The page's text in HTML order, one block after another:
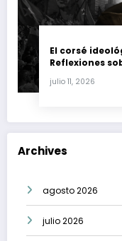
El corsé
Reflexiones
julio 11, 2026
Archives
agosto 2026
julio 2026